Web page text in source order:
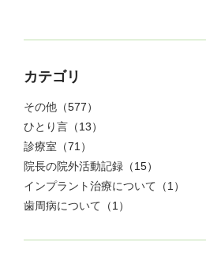
カテゴリ
その他 （577）
ひとり言 （13）
診療室 （71）
院長の院外活動記録 （15）
インプラント治療について （1）
歯周病について （1）